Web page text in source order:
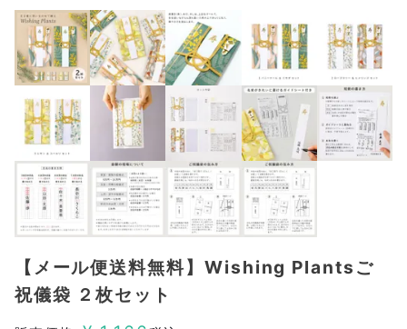
【メール便送料無料】Wishing Plantsご
祝儀袋 ２枚セット